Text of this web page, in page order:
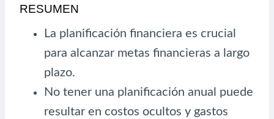
RESUMEN
La planificación financiera es crucial
para alcanzar metas financieras a largo
plazo.
No tener una planificación anual puede
resultar en costos ocultos y gastos